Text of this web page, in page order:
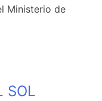
Ministerio de
SOL